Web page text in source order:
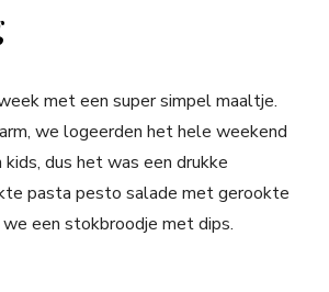
met een super simpel maaltje.
we logeerden het hele weekend
dus het was een drukke
pasta pesto salade met gerookte
een stokbroodje met dips.